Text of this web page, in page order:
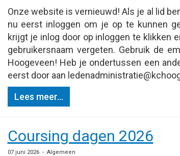
Onze website is vernieuwd! Als je al lid
nu eerst inloggen om je op te kunnen
krijgt je inlog door op inloggen te klikken
gebruikersnaam vergeten. Gebruik de
Hoogeveen! Heb je ondertussen een
eerst door aan eitartsinimdanedel
Lees meer...
Coursing dagen 2026
07 juni 2026 - Algemeen